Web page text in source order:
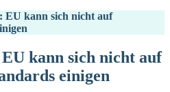
EU kann sich nicht auf
kann sich nicht auf
einigen